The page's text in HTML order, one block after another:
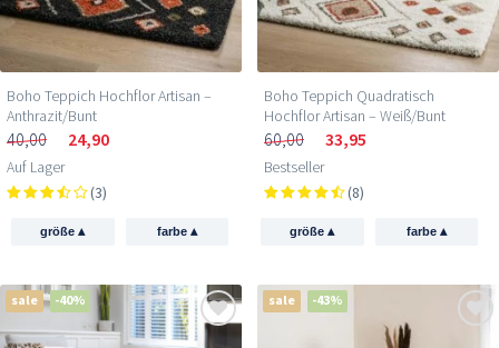
Boho Teppich Hochflor Artisan –
Anthrazit/Bunt
40,00 24,90
Auf Lager
(3)
größe▴ farbe ▴
Boho Teppich Quadratisch
Hochflor Artisan – Weiß/Bunt
60,00 33,95
Bestseller
(8)
größe▴ farbe ▴
sale -40% sale -43%